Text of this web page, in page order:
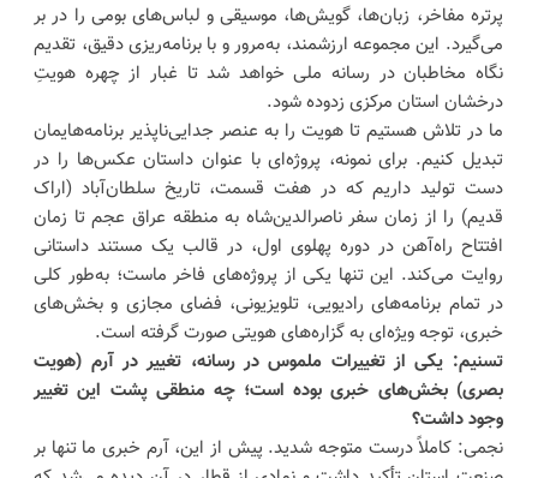
پرتره مفاخر، زبان‌ها، گویش‌ها، موسیقی و لباس‌های بومی را در بر
می‌گیرد. این مجموعه ارزشمند، به‌مرور و با برنامه‌ریزی دقیق، تقدیم
نگاه مخاطبان در رسانه ملی خواهد شد تا غبار از چهره هویتِ
درخشان استان مرکزی زدوده شود.
ما در تلاش هستیم تا هویت را به عنصر جدایی‌ناپذیر برنامه‌هایمان
تبدیل کنیم. برای نمونه، پروژه‌ای با عنوان داستان عکس‌ها را در
دست تولید داریم که در هفت قسمت، تاریخ سلطان‌آباد (اراک
قدیم) را از زمان سفر ناصرالدین‌شاه به منطقه عراق عجم تا زمان
افتتاح راه‌آهن در دوره پهلوی اول، در قالب یک مستند داستانی
روایت می‌کند. این تنها یکی از پروژه‌های فاخر ماست؛ به‌طور کلی
در تمام برنامه‌های رادیویی، تلویزیونی، فضای مجازی و بخش‌های
خبری، توجه ویژه‌ای به گزاره‌های هویتی صورت گرفته است.
تسنیم: یکی از تغییرات ملموس در رسانه، تغییر در آرم (هویت
بصری) بخش‌های خبری بوده است؛ چه منطقی پشت این تغییر
وجود داشت؟
نجمی: کاملاً درست متوجه شدید. پیش از این، آرم خبری ما تنها بر